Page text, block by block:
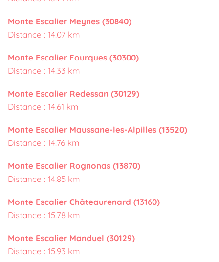
Monte Escalier Meynes (30840)
Distance : 14.07 km
Monte Escalier Fourques (30300)
Distance : 14.33 km
Monte Escalier Redessan (30129)
Distance : 14.61 km
Monte Escalier Maussane-les-Alpilles (13520)
Distance : 14.76 km
Monte Escalier Rognonas (13870)
Distance : 14.85 km
Monte Escalier Châteaurenard (13160)
Distance : 15.78 km
Monte Escalier Manduel (30129)
Distance : 15.93 km